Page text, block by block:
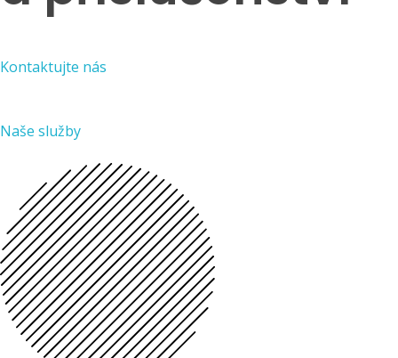
KONTAKT
Kontaktujte nás
Naše služby